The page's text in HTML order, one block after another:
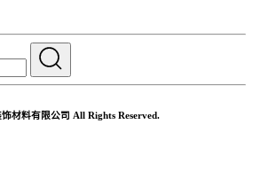
材料有限公司 All Rights Reserved.